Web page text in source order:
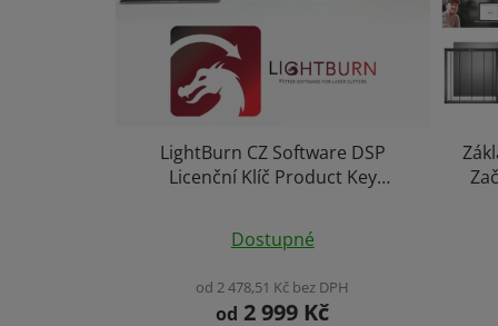
LightBurn CZ Software DSP
Licenční Klíč Product Key
Gravírování Mac Windows Linux
+ Kurz ZDARMA
hodnocení
produktu
je
Dostupné
od 2 478,51 Kč bez DPH
od 2 999 Kč
s